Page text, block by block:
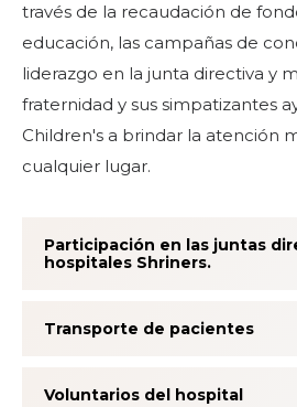
través de la recaudación de
educación, las campañas de
liderazgo en la junta directiva y
fraternidad y sus simpatizantes
Children's a brindar la atención
cualquier lugar.
Participación en las juntas
hospitales Shriners.
Transporte de pacientes
Voluntarios del hospital